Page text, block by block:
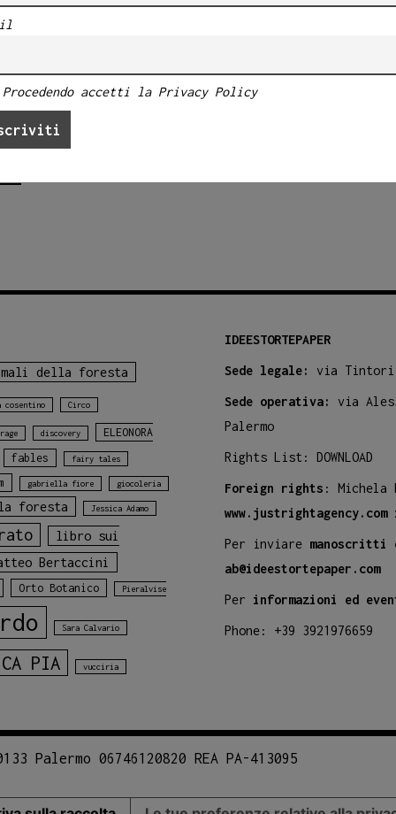
della foresta
cosentino Circo
discovery
ELEONORA
fables fairy tales
gabriella fiore giocoleria
foresta Jessica Adamo
libro sui
Bertaccini
Orto Botanico Pieralvise
Sara Calvario
PIA vucciria
IDEESTORTEPAPER
Sede legale: via Tintori
Sede operativa:
via
Palermo
Rights List:DOWNLOAD
Foreign rights :
www.justrightagency.com
Per inviare
ab@ideestortepaper.com
Per informazioni ed
Phone: +39 3921976659
06746120820 REA PA-413095
Procedendo accetti la Privacy Policy